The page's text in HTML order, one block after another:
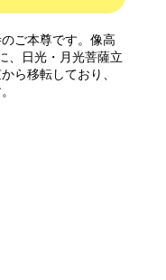
ご本尊です。像高
、日光・月光菩薩立
ら移転しており、